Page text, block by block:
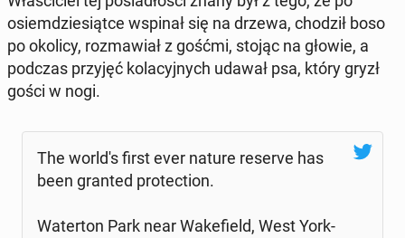
osiem­dzie­siąt­ce wspinał się na drzewa, chodził boso
po okolicy, roz­ma­wiał z gośćmi, stojąc na głowie, a
podczas przyjęć ko­la­cyj­nych udawał psa, który gryzł
gości w nogi.
The world's first ever nature reserve has
been granted pro­tec­tion.
Wa­ter­ton Park near Wa­ke­field, West York­